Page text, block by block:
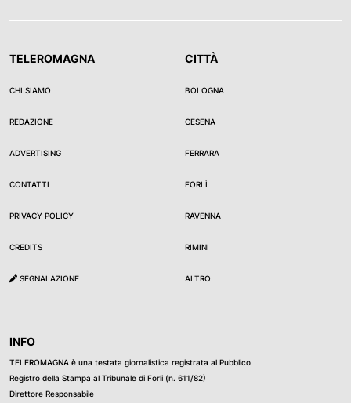
TELEROMAGNA
CHI SIAMO
REDAZIONE
ADVERTISING
CONTATTI
PRIVACY POLICY
CREDITS
SEGNALAZIONE
CITTÀ
BOLOGNA
CESENA
FERRARA
FORLÌ
RAVENNA
RIMINI
ALTRO
INFO
TELEROMAGNA è una testata giornalistica registrata al Pubblico
Registro della Stampa al Tribunale di Forli (n. 611/82)
Direttore Responsabile